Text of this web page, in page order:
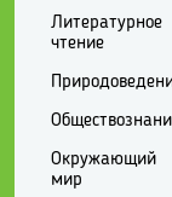
Литературное
чтение
Окружающий
мир